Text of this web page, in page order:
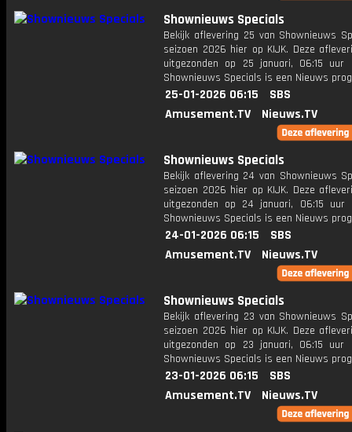
Shownieuws Specials
Bekijk aflevering 25 van Shownieuws
seizoen 2026 hier op KIJK. Deze
uitgezonden op 25 januari, 06:15 uur
Shownieuws Specials is een Nieuws
25-01-2026 06:15
SBS
Amusement.TV
Nieuws.TV
Shownieuws Specials
Bekijk aflevering 24 van Shownieuws
seizoen 2026 hier op KIJK. Deze
uitgezonden op 24 januari, 06:15 uur
Shownieuws Specials is een Nieuws
24-01-2026 06:15
SBS
Amusement.TV
Nieuws.TV
Shownieuws Specials
Bekijk aflevering 23 van Shownieuws
seizoen 2026 hier op KIJK. Deze
uitgezonden op 23 januari, 06:15 uur
Shownieuws Specials is een Nieuws
23-01-2026 06:15
SBS
Amusement.TV
Nieuws.TV